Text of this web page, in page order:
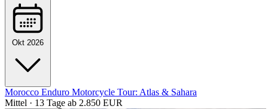
Okt 2026
Morocco Enduro Motorcycle Tour: Atlas & Sahara
Mittel · 13 Tage ab 2.850 EUR